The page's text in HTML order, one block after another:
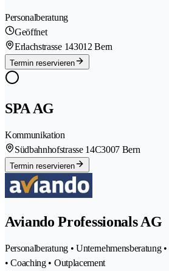
Personalberatung
Geöffnet
Erlachstrasse 143012 Bern
Termin reservieren
SPA AG
Kommunikation
Südbahnhofstrasse 14C3007 Bern
Termin reservieren
Aviando Professionals AG
Personalberatung • Unternehmensberatung
• Coaching • Outplacement